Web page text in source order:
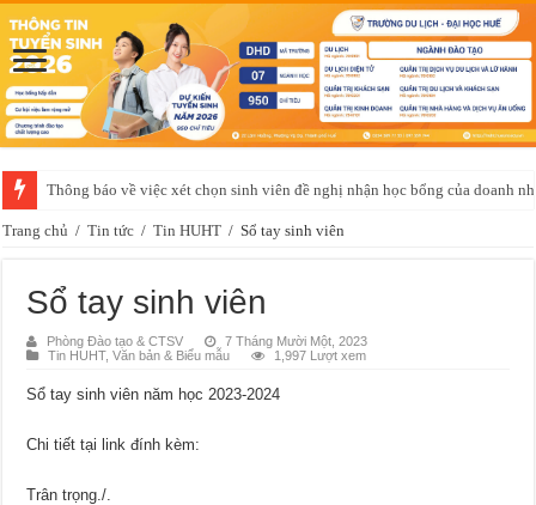
Thông báo về việc xét chọn sinh viên đề nghị nhận học bổng của doanh
Thông báo của Trung tâm Giáo dục quốc phòng và an ninh về việc học
Trang chủ / Tin tức / Tin HUHT / Sổ tay sinh viên
Sổ tay sinh viên
Phòng Đào tạo & CTSV
7 Tháng Mười Một, 2023
Tin HUHT,Văn bản & Biểu mẫu 1,997 Lượt xem
Sổ tay sinh viên năm học 2023-2024
Chi tiết tại link đính kèm:
Trân trọng./.